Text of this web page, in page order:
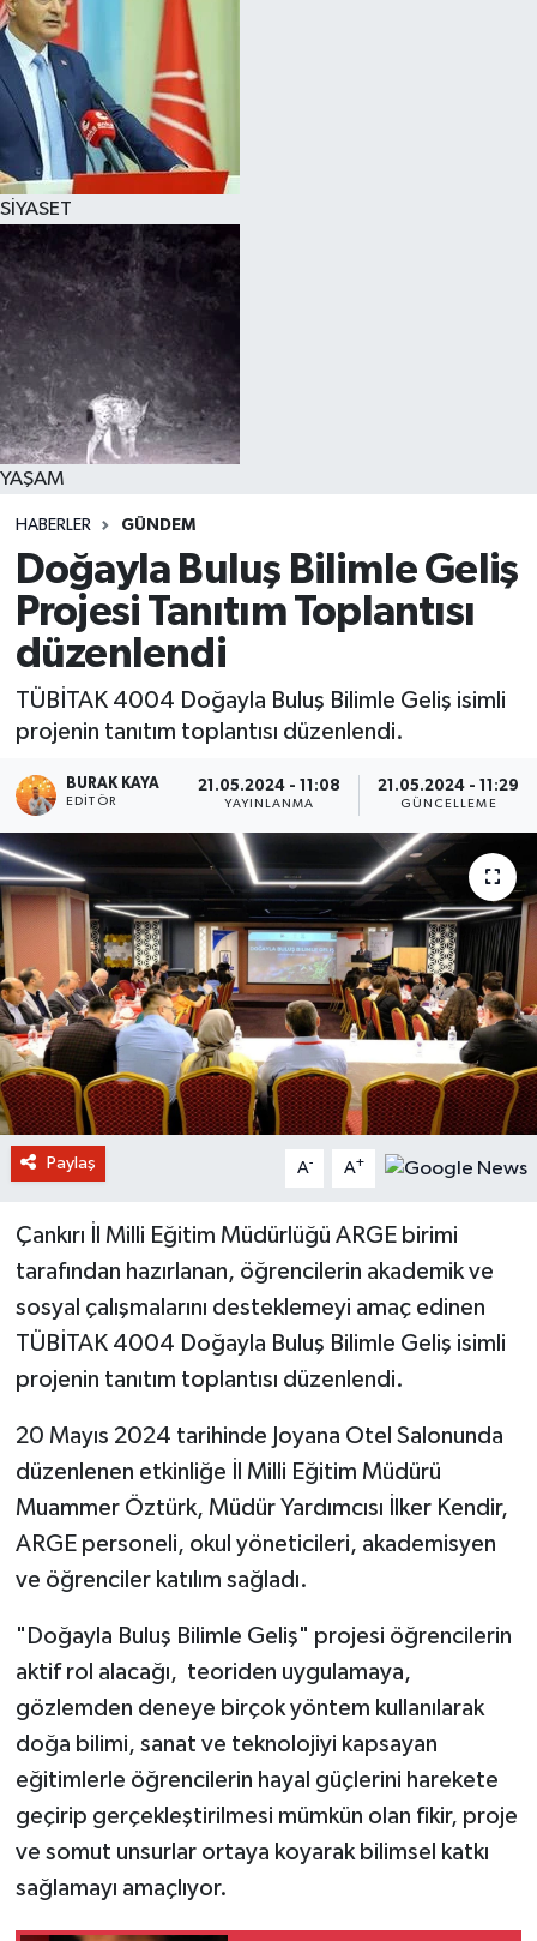
SİYASET
YAŞAM
HABERLER GÜNDEM
Doğayla Buluş Bilimle Geliş
Projesi Tanıtım Toplantısı
düzenlendi
TÜBİTAK 4004 Doğayla Buluş Bilimle Geliş isimli
projenin tanıtım toplantısı düzenlendi.
BURAK KAYA
EDITÖR
21.05.2024 - 11:08
YAYINLANMA
21.05.2024 - 11:29
GÜNCELLEME
Paylaş A- A+
Çankırı İl Milli Eğitim Müdürlüğü ARGE birimi
tarafından hazırlanan, öğrencilerin akademik ve
sosyal çalışmalarını desteklemeyi amaç edinen
TÜBİTAK 4004 Doğayla Buluş Bilimle Geliş isimli
projenin tanıtım toplantısı düzenlendi.
20 Mayıs 2024 tarihinde Joyana Otel Salonunda
düzenlenen etkinliğe İl Milli Eğitim Müdürü
Muammer Öztürk, Müdür Yardımcısı İlker Kendir,
ARGE personeli, okul yöneticileri, akademisyen
ve öğrenciler katılım sağladı.
"Doğayla Buluş Bilimle Geliş" projesi öğrencilerin
aktif rol alacağı, teoriden uygulamaya,
gözlemden deneye birçok yöntem kullanılarak
doğa bilimi, sanat ve teknolojiyi kapsayan
eğitimlerle öğrencilerin hayal güçlerini harekete
geçirip gerçekleştirilmesi mümkün olan fikir, proje
ve somut unsurlar ortaya koyarak bilimsel katkı
sağlamayı amaçlıyor.